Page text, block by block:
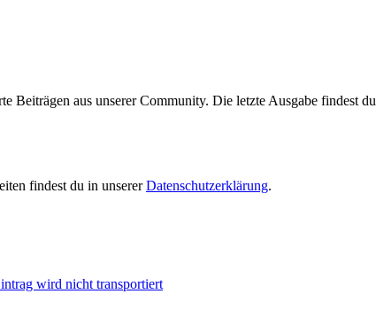
Beiträgen aus unserer Community. Die letzte Ausgabe findest du
findest du in unsererDatenschutzerklärung.
wird nicht transportiert